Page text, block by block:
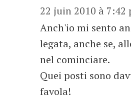
22 juin 2010 à 7:42
Anch'io mi sento
legata, anche se,
nel cominciare.
Quei posti sono
favola!